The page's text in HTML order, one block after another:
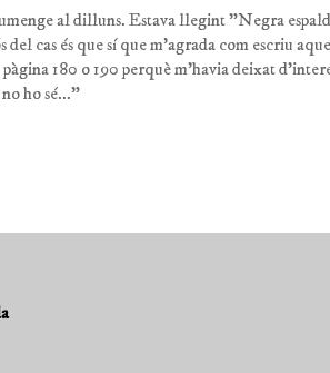
al dilluns. Estava llegint "Negra
cas és que sí que m'agrada com escriu
180 o 190 perquè m'havia deixat
ho sé...”